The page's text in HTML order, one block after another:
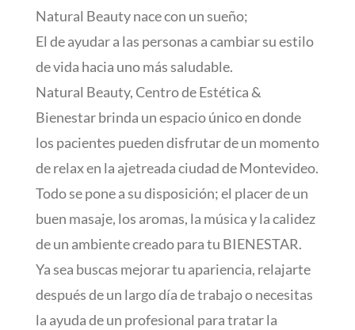
Natural Beauty nace con un sueño;
El de ayudar a las personas a cambiar su estilo
de vida hacia uno más saludable.
Natural Beauty, Centro de Estética &
Bienestar brinda un espacio único en donde
los pacientes pueden disfrutar de un momento
de relax en la ajetreada ciudad de Montevideo.
Todo se pone a su disposición; el placer de un
buen masaje, los aromas, la música y la calidez
de un ambiente creado para tu BIENESTAR.
Ya sea buscas mejorar tu apariencia, relajarte
después de un largo día de trabajo o necesitas
la ayuda de un profesional para tratar la